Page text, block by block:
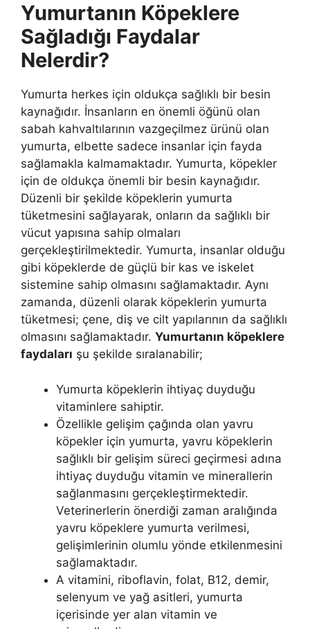
Yumurtanın Köpeklere
Sağladığı Faydalar
Nelerdir?
Yumurta herkes için oldukça sağlıklı bir besin
kaynağıdır. İnsanların en önemli öğünü olan
sabah kahvaltılarının vazgeçilmez ürünü olan
yumurta, elbette sadece insanlar için fayda
sağlamakla kalmamaktadır. Yumurta, köpekler
için de oldukça önemli bir besin kaynağıdır.
Düzenli bir şekilde köpeklerin yumurta
tüketmesini sağlayarak, onların da sağlıklı bir
vücut yapısına sahip olmaları
gerçekleştirilmektedir. Yumurta, insanlar olduğu
gibi köpeklerde de güçlü bir kas ve iskelet
sistemine sahip olmasını sağlamaktadır. Aynı
zamanda, düzenli olarak köpeklerin yumurta
tüketmesi; çene, diş ve cilt yapılarının da sağlıklı
olmasını sağlamaktadır. Yumurtanın köpeklere
faydaları şu şekilde sıralanabilir;
Yumurta köpeklerin ihtiyaç duyduğu
vitaminlere sahiptir.
Özellikle gelişim çağında olan yavru
köpekler için yumurta, yavru köpeklerin
sağlıklı bir gelişim süreci geçirmesi adına
ihtiyaç duyduğu vitamin ve minerallerin
sağlanmasını gerçekleştirmektedir.
Veterinerlerin önerdiği zaman aralığında
yavru köpeklere yumurta verilmesi,
gelişimlerinin olumlu yönde etkilenmesini
sağlamaktadır.
A vitamini, riboflavin, folat, B12, demir,
selenyum ve yağ asitleri, yumurta
içerisinde yer alan vitamin ve